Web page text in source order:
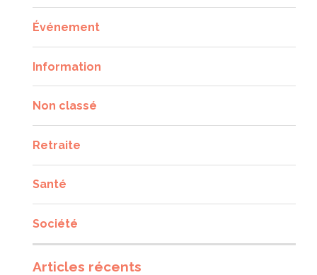
Événement
Information
Non classé
Retraite
Santé
Société
Articles récents